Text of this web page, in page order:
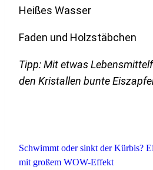
Heißes Wasser
Faden und Holzstäbchen
Tipp: Mit etwas
den Kristallen bunte
Schwimmt oder sinkt der Kürbis?
mit großem WOW-Effekt